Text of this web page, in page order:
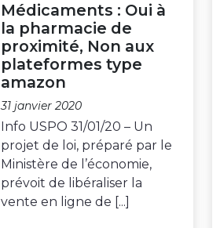
Médicaments : Oui à
la pharmacie de
proximité, Non aux
plateformes type
amazon
31 janvier 2020
Info USPO 31/01/20 – Un
projet de loi, préparé par le
Ministère de l’économie,
prévoit de libéraliser la
vente en ligne de [...]